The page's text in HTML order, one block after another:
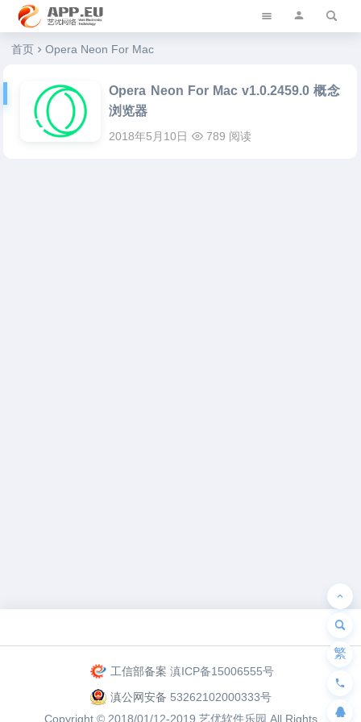
艺优软件乐园
首页 Opera Neon For Mac
Opera Neon For Mac v1.0.2459.0 概念
浏览器
2018年5月10日 789 阅读
工信部备案 滇ICP备15006555号
滇公网安备 53262102000333号
Copyright © 2018/01/12-2019 艺优软件乐园 All Rights
繁